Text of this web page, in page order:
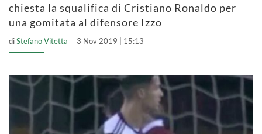
chiesta la squalifica di Cristiano Ronaldo per
una gomitata al difensore Izzo
diStefano Vitetta 3 Nov 2019 | 15:13